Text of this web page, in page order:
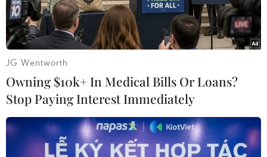
JG Wentworth
Owning $10k+ In Medical Bills Or Loans?
Stop Paying Interest Immediately